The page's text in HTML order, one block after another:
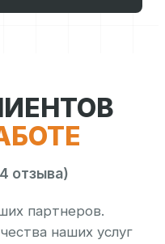
отзыва)
партнеров.
наших услуг